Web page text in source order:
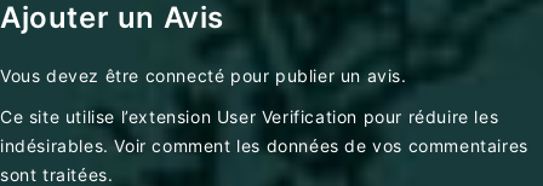
Ajouter un Avis
Vous devez être connecté pour publier un avis.
Ce site utilise l’extension User Verification pour réduire les
indésirables.Voir comment les données de vos commentaires
sont traitées.